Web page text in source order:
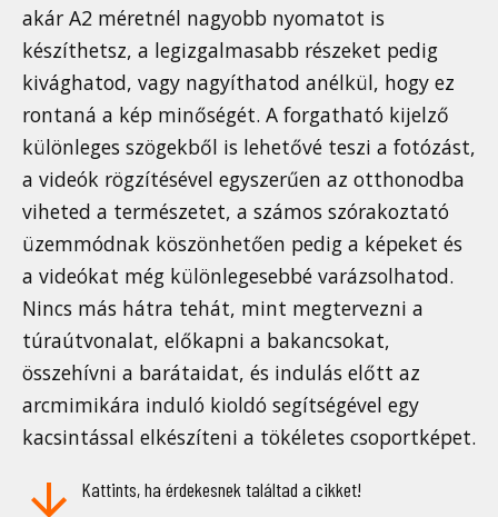
akár A2 méretnél nagyobb nyomatot is
készíthetsz, a legizgalmasabb részeket pedig
kivághatod, vagy nagyíthatod anélkül, hogy ez
rontaná a kép minőségét. A forgatható kijelző
különleges szögekből is lehetővé teszi a fotózást,
a videók rögzítésével egyszerűen az otthonodba
viheted a természetet, a számos szórakoztató
üzemmódnak köszönhetően pedig a képeket és
a videókat még különlegesebbé varázsolhatod.
Nincs más hátra tehát, mint megtervezni a
túraútvonalat, előkapni a bakancsokat,
összehívni a barátaidat, és indulás előtt az
arcmimikára induló kioldó segítségével egy
kacsintással elkészíteni a tökéletes csoportképet.
Kattints, ha érdekesnek találtad a cikket!